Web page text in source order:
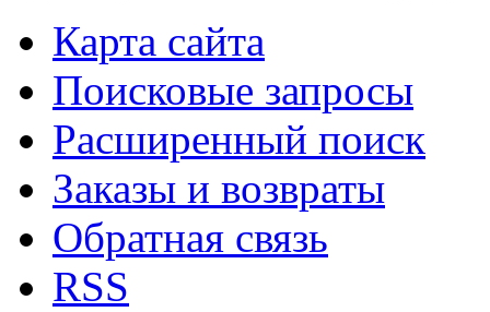
Карта сайта
Поисковые запросы
Расширенный поиск
Заказы и возвраты
Обратная связь
RSS